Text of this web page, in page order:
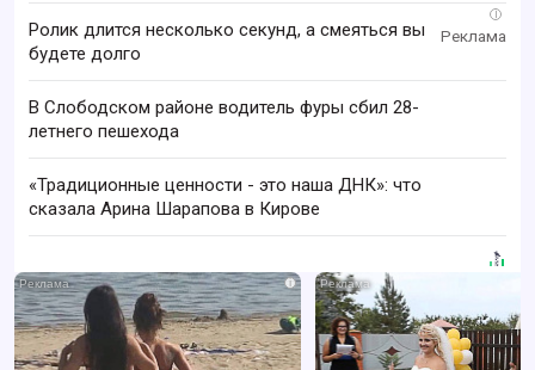
i
Ролик длится несколько секунд, а смеяться вы
будете долго
В Слободском районе водитель фуры сбил 28-
летнего пешехода
«Традиционные ценности - это наша ДНК»: что
сказала Арина Шарапова в Кирове
i